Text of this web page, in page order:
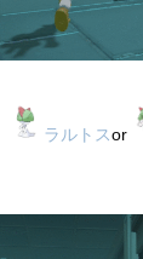
ラルトスor